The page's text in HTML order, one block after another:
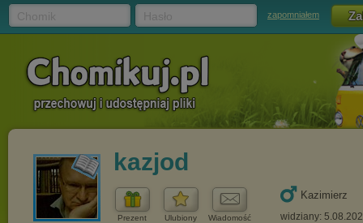
zapomniałem
kazjod
Prezent Ulubiony Wiadomość
Kazimierz
widziany: